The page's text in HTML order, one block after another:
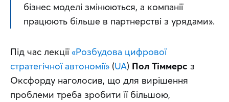
бізнес моделі змінюються, а компанії
працюють більше в партнерстві з урядами».
Під час лекції «Розбудова цифрової
стратегічної автономії» (UA) Пол Тіммерс з
Оксфорду наголосив, що для вирішення
проблеми треба зробити її більшою,